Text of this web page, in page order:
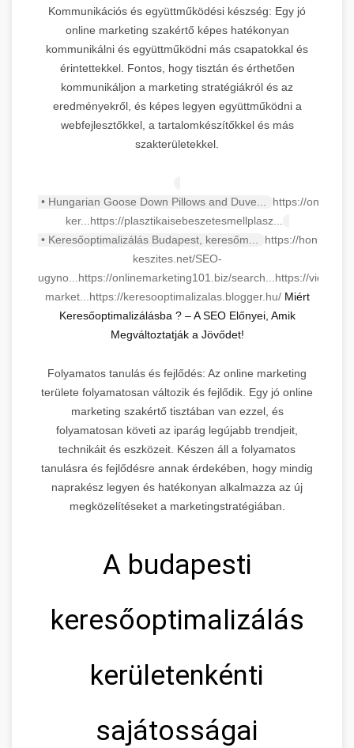
Kommunikációs és együttműködési készség: Egy jó
online marketing szakértő képes hatékonyan
kommunikálni és együttműködni más csapatokkal és
érintettekkel. Fontos, hogy tisztán és érthetően
kommunikáljon a marketing stratégiákról és az
eredményekről, és képes legyen együttműködni a
webfejlesztőkkel, a tartalomkészítőkkel és más
szakterületekkel.
• Hungarian Goose Down Pillows and Duve... https://
ker... https://plasztikaisebeszetesmellplasz...
• Keresőoptimalizálás Budapest, keresőm... https://honlap-
keszites.net/SEO-
ugyno... https://onlinemarketing101.biz/search... https://
market... https://keresooptimalizalas.blogger.hu/Miért
Keresőoptimalizálásba ? – A SEO Előnyei, Amik
Megváltoztatják a Jövődet!
Folyamatos tanulás és fejlődés: Az online marketing
területe folyamatosan változik és fejlődik. Egy jó online
marketing szakértő tisztában van ezzel, és
folyamatosan követi az iparág legújabb trendjeit,
technikáit és eszközeit. Készen áll a folyamatos
tanulásra és fejlődésre annak érdekében, hogy mindig
naprakész legyen és hatékonyan alkalmazza az új
megközelítéseket a marketingstratégiában.
A budapesti
keresőoptimalizálás
kerületenkénti
sajátosságai